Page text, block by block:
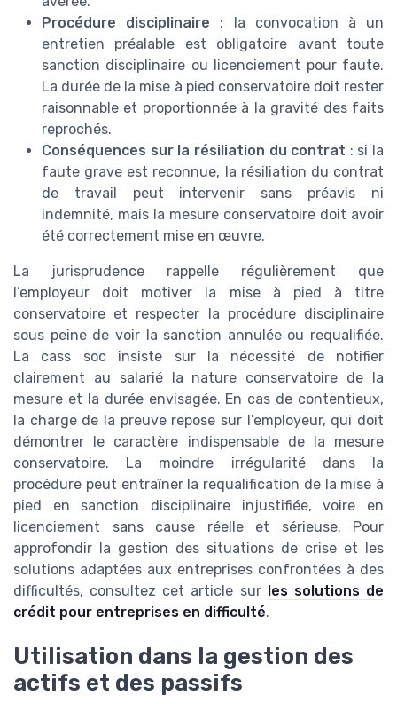
Procédure disciplinaire : la convocation à un
entretien préalable est obligatoire avant toute
sanction disciplinaire ou licenciement pour faute.
La durée de la mise à pied conservatoire doit rester
raisonnable et proportionnée à la gravité des faits
reprochés.
Conséquences sur la résiliation du contrat : si la
faute grave est reconnue, la résiliation du contrat
de travail peut intervenir sans préavis ni
indemnité, mais la mesure conservatoire doit avoir
été correctement mise en œuvre.
La jurisprudence rappelle régulièrement que
l’employeur doit motiver la mise à pied à titre
conservatoire et respecter la procédure disciplinaire
sous peine de voir la sanction annulée ou requalifiée.
La cass soc insiste sur la nécessité de notifier
clairement au salarié la nature conservatoire de la
mesure et la durée envisagée. En cas de contentieux,
la charge de la preuve repose sur l’employeur, qui doit
démontrer le caractère indispensable de la mesure
conservatoire. La moindre irrégularité dans la
procédure peut entraîner la requalification de la mise à
pied en sanction disciplinaire injustifiée, voire en
licenciement sans cause réelle et sérieuse. Pour
approfondir la gestion des situations de crise et les
solutions adaptées aux entreprises confrontées à des
difficultés, consultez cet article sur les solutions de
crédit pour entreprises en difficulté.
Utilisation dans la gestion des
actifs et des passifs